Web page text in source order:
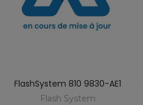
FlashSystem 810 9830-AE1
Flash System